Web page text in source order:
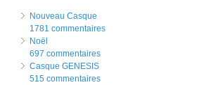
Nouveau Casque
1781 commentaires
Noël
697 commentaires
Casque GENESIS
515 commentaires